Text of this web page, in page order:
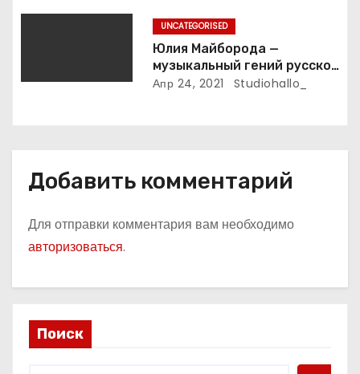
UNCATEGORISED
Юлия Майборода —
музыкальный гений русской
эстрады и победительница
Апр 24, 2021 Studiohallo_
Добавить комментарий
Для отправки комментария вам необходимо
авторизоваться.
Поиск